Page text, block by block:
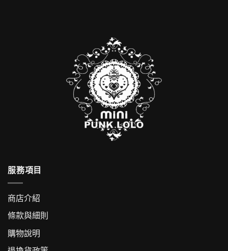
服務項目
商店介紹
條款與細則
購物說明